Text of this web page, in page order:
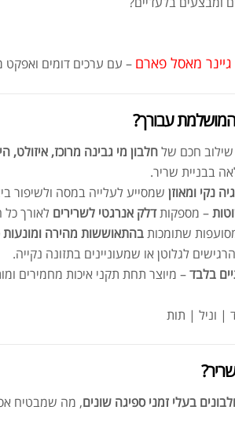
גיינר מאסל פארם – עם ערכים דומים ואפקט
עבורך?
חכם שלחלבון מי גבינה מרוכז, איזולט,
בבניית שריר.
נקי ומאוזן שמסייע לעלייה במסה ולשיפור
– מספקותדלק אנרגטי לשרירים לאורך כל
שתומכותבהתאוששות מהירה ומונעות
לגלוטן או שמעוניינים בתזונה נקייה.
בלבד– מיוצר תחת תקני איכות מחמירים
| וניל | תות
בעלי זמני ספיגה שונים, מה שמבטיח